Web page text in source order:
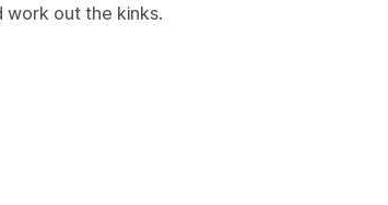
work out the kinks.